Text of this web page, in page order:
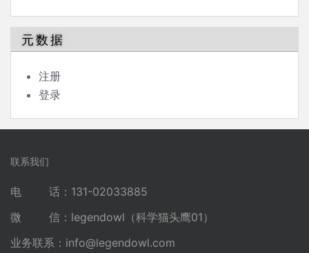
元数据
注册
登录
联系我们
电 话：131-02033885
微 信：legendowl（科学猫头鹰01）
业务联系： info@legendowl.com